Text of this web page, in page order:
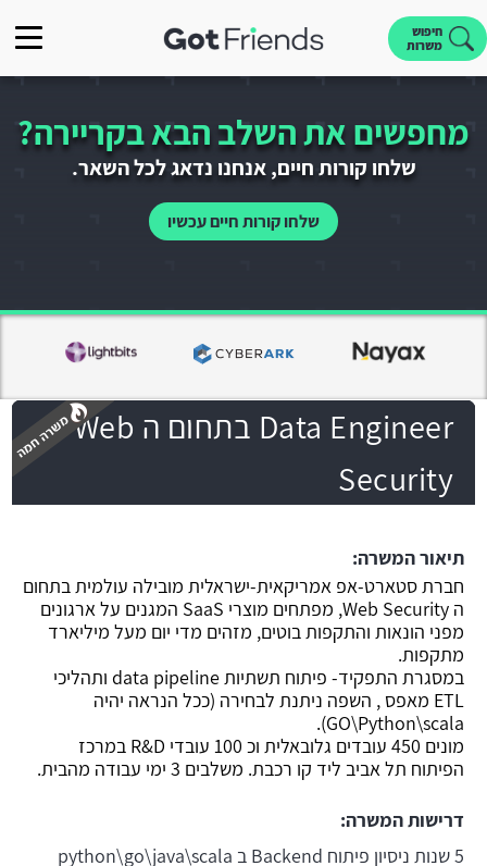
חיפוש
משרות
מחפשים את השלב הבא בקריירה?
שלחו קורות חיים, אנחנו נדאג לכל השאר.
שלחו קורות חיים עכשיו
Data Engineer בתחום ה Web
Security
תיאור המשרה:
חברת סטארט-אפ אמריקאית-ישראלית מובילה עולמית בתחום
ה Web Security, מפתחים מוצרי SaaS המגנים על ארגונים
מפני הונאות והתקפות בוטים, מזהים מדי יום מעל מיליארד
מתקפות.
במסגרת התפקיד- פיתוח תשתיות data pipeline ותהליכי
ETL מאפס , השפה ניתנת לבחירה (ככל הנראה יהיה
GO\Python\scala).
מונים 450 עובדים גלובאלית וכ 100 עובדי R&D במרכז
הפיתוח תל אביב ליד קו רכבת. משלבים 3 ימי עבודה מהבית.
דרישות המשרה:
5 שנות ניסיון פיתוח Backend ב python\go\java\scala